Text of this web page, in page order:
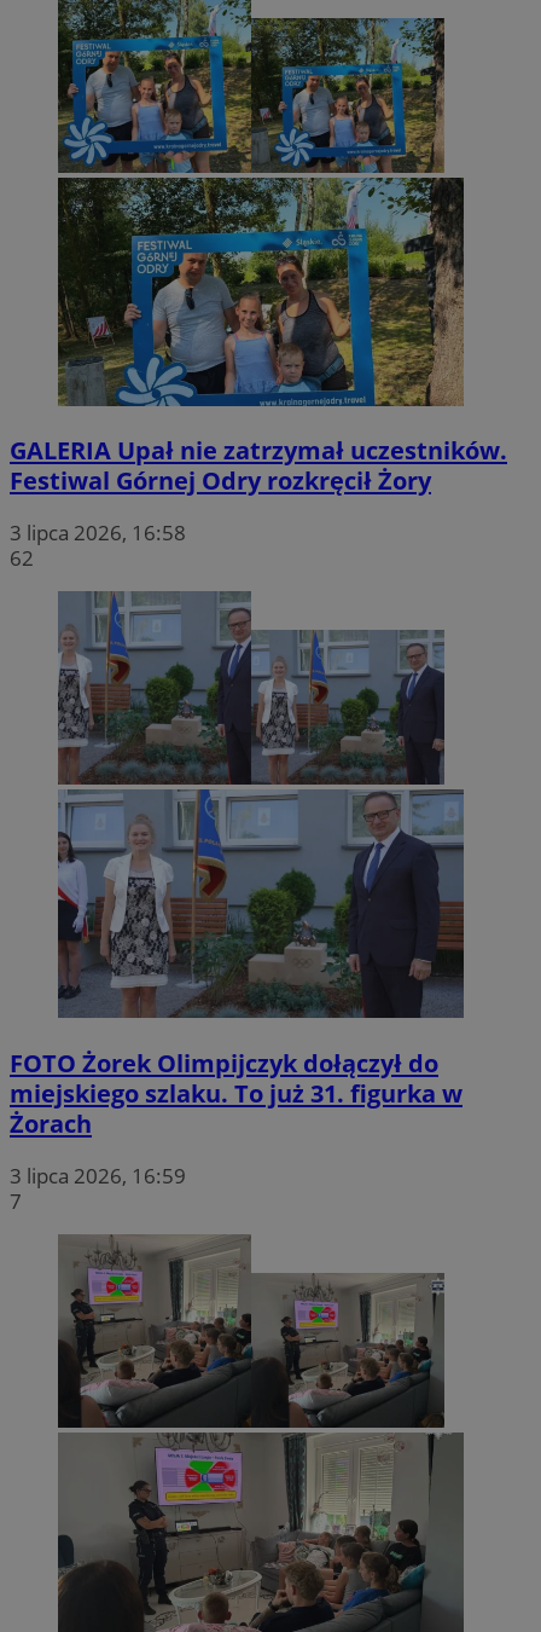
GALERIA Upał nie zatrzymał uczestników.
Festiwal Górnej Odry rozkręcił Żory
3 lipca 2026, 16:58
62
FOTO Żorek Olimpijczyk dołączył do
miejskiego szlaku. To już 31. figurka w
Żorach
3 lipca 2026, 16:59
7